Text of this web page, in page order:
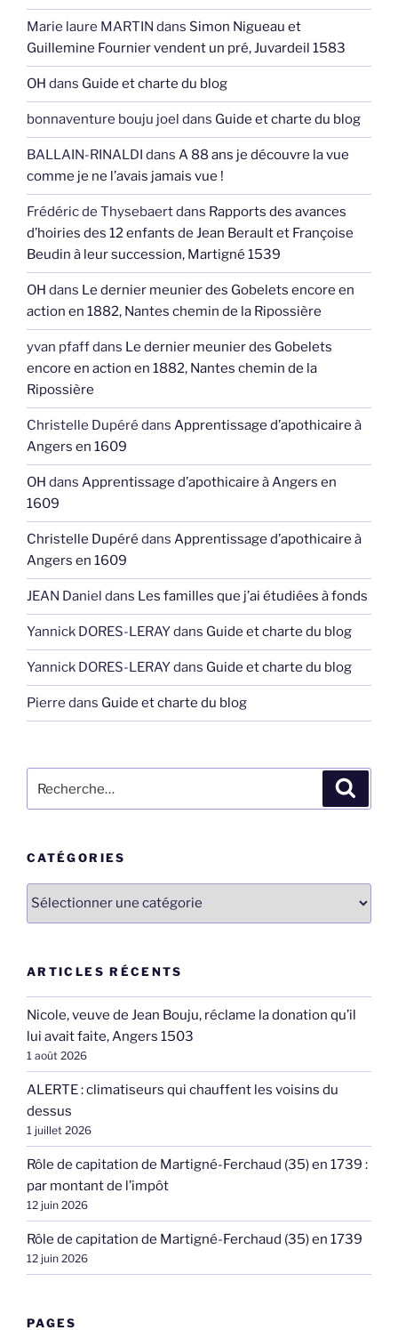
Marie laure MARTIN dans Simon Nigueau et
Guillemine Fournier vendent un pré, Juvardeil 1583
OH dans Guide et charte du blog
bonnaventure bouju joel dans Guide et charte du blog
BALLAIN-RINALDI dans A 88 ans je découvre la vue
comme je ne l’avais jamais vue !
Frédéric de Thysebaertdans Rapports des avances
d’hoiries des 12 enfants de Jean Berault et Françoise
Beudin à leur succession, Martigné 1539
OH dans Le dernier meunier des Gobelets encore en
action en 1882, Nantes chemin de la Ripossière
yvan pfaffdans Le dernier meunier des Gobelets
encore en action en 1882, Nantes chemin de la
Ripossière
Christelle Dupéré dans Apprentissage d’apothicaire à
Angers en 1609
OH dans Apprentissage d’apothicaire à Angers en
1609
Christelle Dupéré dans Apprentissage d’apothicaire à
Angers en 1609
JEAN Daniel dans Les familles que j’ai étudiées à fonds
Yannick DORES-LERAYdans Guide et charte du blog
Yannick DORES-LERAYdans Guide et charte du blog
Pierre dans Guide et charte du blog
pour
CATÉGORIES
Catégories
ARTICLES RÉCENTS
Nicole, veuve de Jean Bouju, réclame la donation qu’il
lui avait faite, Angers 1503
1 août 2026
ALERTE : climatiseurs qui chauffent les voisins du
dessus
1 juillet 2026
Rôle de capitation de Martigné-Ferchaud (35) en 1739 :
par montant de l’impôt
12 juin 2026
Rôle de capitation de Martigné-Ferchaud (35) en 1739
12 juin 2026
PAGES